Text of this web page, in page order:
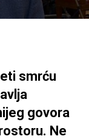
smrću
govora
Ne